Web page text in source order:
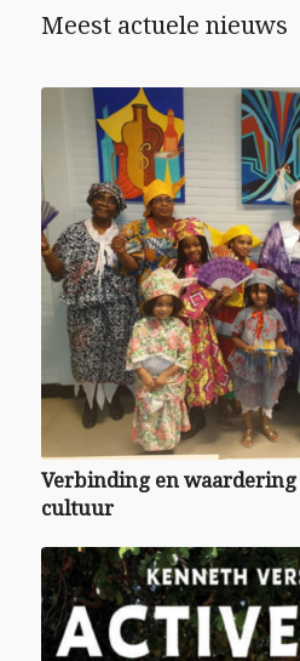
Meest actuele nieuws
Verbinding en waardering
cultuur